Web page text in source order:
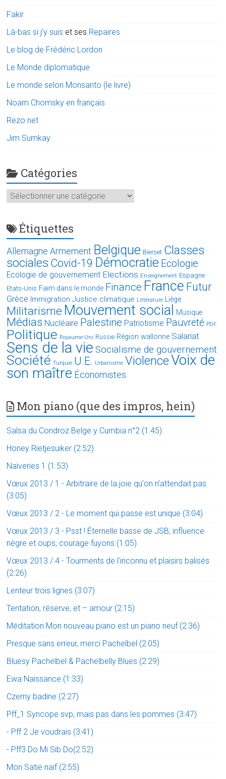
Fakir
Là-bas si j'y suis et ses Repaires
Le blog de Frédéric Lordon
Le Monde diplomatique
Le monde selon Monsanto (le livre)
Noam Chomsky en français
Rezo.net
Jim Sumkay
Catégories
Catégories
Étiquettes
Allemagne Armement Belgique Bierset Classes
sociales Covid-19 Démocratie Ecologie
Ecologie de gouvernement Elections Enseignement Espagne
Etats-Unis Faim dans le monde Finance France Futur
Grèce Immigration Justice climatique Littérature Liège
Militarisme Mouvement social Musique
Médias Nucléaire Palestine Patriotisme Pauvreté PDF
Politique Royaume-Uni Russie Région wallonne Salariat
Sens de la vie Socialisme de gouvernement
Société Turquie U.E. Urbanisme ViolenceVoix de
son maître Économistes
Mon piano (que des impros, hein)
Salsa du Condroz Belge y Cumbia n°2 (1:45)
Honey Rietjesuiker (2:52)
Naïveries 1 (1:53)
Vœux 2013 / 1 - Arbitraire de la joie qu'on n'attendait pas
(3:05)
Vœux 2013 / 2 - Le moment qui passe est unique (3:04)
Vœux 2013 / 3 - Psst ! Éternelle basse de JSB, influence
nègre et oups, courage fuyons (1:05)
Vœux 2013 / 4 - Tourments de l'inconnu et plaisirs balisés
(2:26)
Lenteur trois lignes (3:07)
Tentation, réserve, et – amour (2:15)
Méditation Mon nouveau piano est un piano neuf (2:36)
Presque sans erreur, merci Pachelbel (2:05)
Bluesy Pachelbel & Pachelbelly Blues (2:29)
Ewa Naissance (1:33)
Czerny badine (2:27)
Pff_1 Syncope svp, mais pas dans les pommes (3:47)
- Pff 2 Je voudrais (3:41)
- Pff3 Do Mi Sib Do(2:52)
Mon Satie naïf (2:55)